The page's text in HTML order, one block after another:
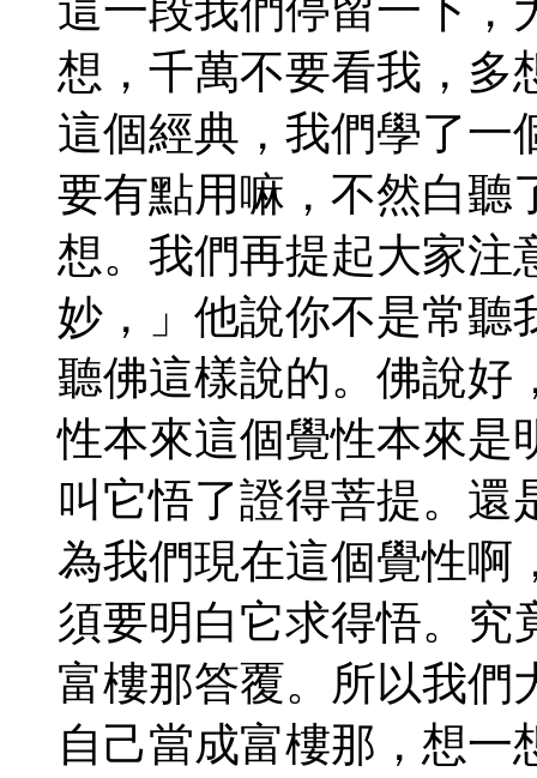
這一段我們停留一下，
想，千萬不要看我，多
這個經典，我們學了一
要有點用嘛，不然白聽
想。我們再提起大家注
妙，」他說你不是常聽
聽佛這樣說的。佛說好
性本來這個覺性本來是
叫它悟了證得菩提。還
為我們現在這個覺性啊
須要明白它求得悟。究
富樓那答覆。所以我們
自己當成富樓那，想一